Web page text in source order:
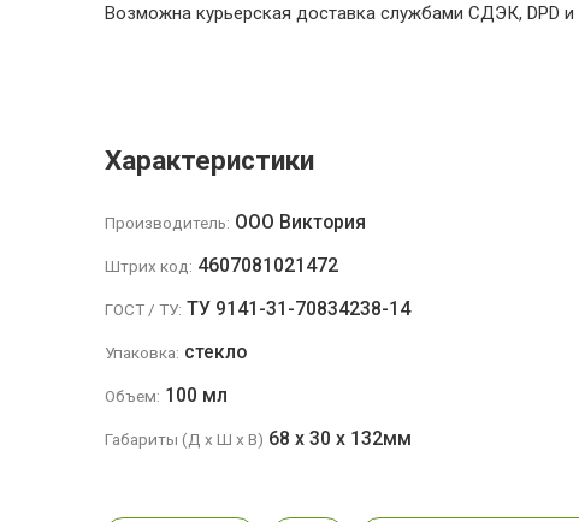
Возможна курьерская доставка службами СДЭК, DPD
Характеристики
Производитель: ООО Виктория
Штрих код: 4607081021472
ГОСТ / ТУ: ТУ 9141-31-70834238-14
Упаковка: стекло
Объем: 100 мл
Габариты (Д x Ш x В) 68 х 30 х 132мм